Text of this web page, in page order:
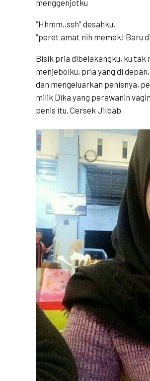
menggenjotku
“Hhmm..ssh” desahku,
“peret amat nih memek! Baru
Bisik pria dibelakangku, ku tak
menjebolku, pria yang di
dan mengeluarkan penisnya,
milik Dika yang perawanin
penis itu. Cersek Jilbab